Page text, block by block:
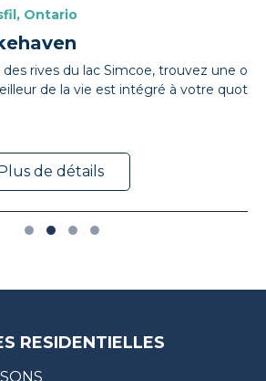
du lac Simcoe, trouvez une oasis où
la vie est intégré à votre quotidien.
détails
RESIDENTIELLES